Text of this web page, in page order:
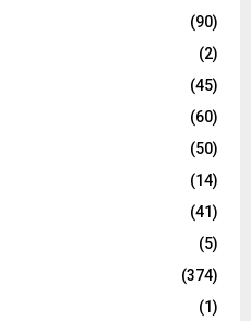
(90)
(2)
(45)
(60)
(50)
(14)
(41)
(5)
(374)
(1)